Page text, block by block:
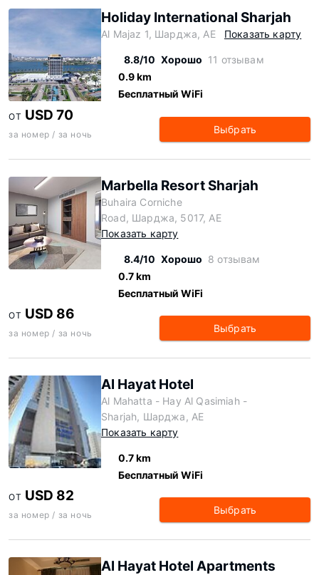
Holiday International Sharjah
Al Majaz 1, Шарджа, AE Показать карту
8.8/10 Хорошо 11 отзывам
0.9 km
Бесплатный WiFi
ОТ USD 70
за номер / за ночь Выбрать
Marbella Resort Sharjah
Buhaira Corniche
Road, Шарджа, 5017, AE
Показать карту
8.4/10 Хорошо 8 отзывам
0.7 km
Бесплатный WiFi
ОТ USD 86
за номер / за ночь Выбрать
Al Hayat Hotel
Al Mahatta - Hay Al Qasimiah -
Sharjah, Шарджа, AE
Показать карту
0.7 km
Бесплатный WiFi
ОТ USD 82
за номер / за ночь Выбрать
Al Hayat Hotel Apartments